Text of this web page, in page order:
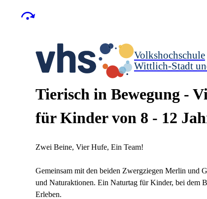
Volkshochschule
Wittlich-Stadt
Tierisch in Bewegung -
für Kinder von 8 - 12
Zwei Beine, Vier Hufe, Ein Team!
Gemeinsam mit den beiden Zwergziegen Merlin und
und Naturaktionen. Ein Naturtag für Kinder, bei dem
Erleben.